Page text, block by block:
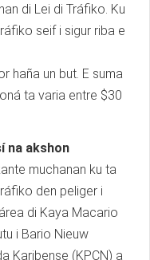
di Lei di Tráfiko. Ku
seif i sigur riba e
haña un but. E suma
ta varia entre $30
na akshon
muchanan ku ta
den peliger i
di Kaya Macario
i Bario Nieuw
Karibense (KPCN) a